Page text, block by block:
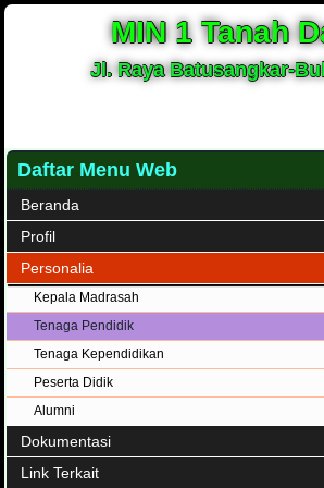
MIN 1 Tanah
Jl. Raya Batusangkar-
Daftar Menu Web
Beranda
Profil
Personalia
Kepala Madrasah
Tenaga Pendidik
Tenaga Kependidikan
Peserta Didik
Alumni
Dokumentasi
Link Terkait